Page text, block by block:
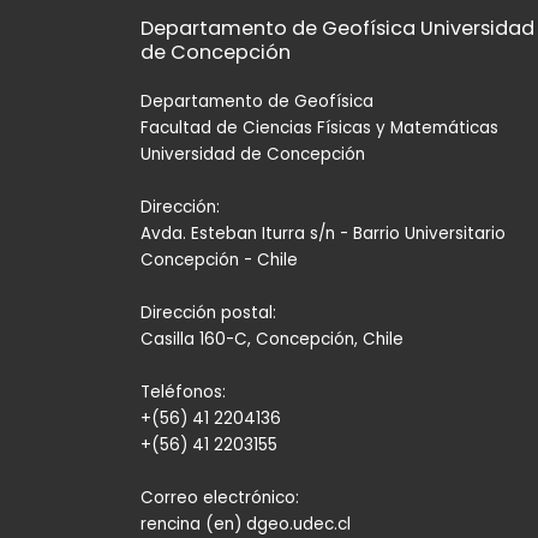
Departamento de Geofísica Universidad
de Concepción
Departamento de Geofísica
Facultad de Ciencias Físicas y Matemáticas
Universidad de Concepción
Dirección:
Avda. Esteban Iturra s/n - Barrio Universitario
Concepción - Chile
Dirección postal:
Casilla 160-C, Concepción, Chile
Teléfonos:
+(56) 41 2204136
+(56) 41 2203155
Correo electrónico:
rencina (en) dgeo.udec.cl